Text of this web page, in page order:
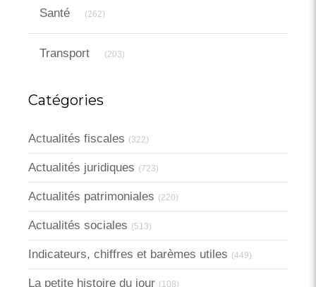
Santé (262)
Transport (203)
Catégories
Actualités fiscales (322)
Actualités juridiques (723)
Actualités patrimoniales (220)
Actualités sociales (513)
Indicateurs, chiffres et barèmes utiles (449)
La petite histoire du jour (108)